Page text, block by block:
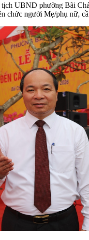
UBND phường Bãi
chức người Mẹ/phụ nữ,